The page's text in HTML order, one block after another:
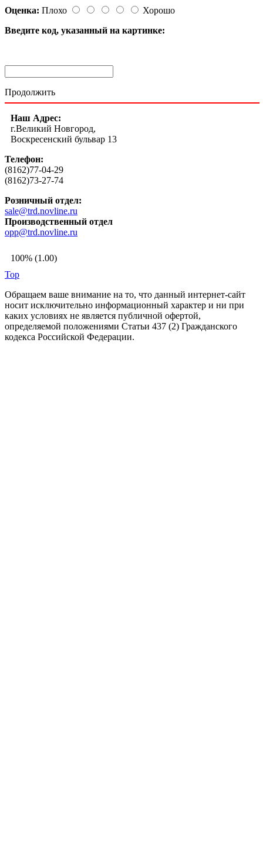
Оценка: Плохо
Хорошо
Введите код, указанный на картинке:
Продолжить
Наш Адрес:
г.Великий Новгород,
Воскресенский бульвар 13
Телефон:
(8162)77-04-29
(8162)73-27-74
Розничный отдел:
sale@trd.novline.ru
Производственный отдел
opp@trd.novline.ru
100% (1.00)
Top
Обращаем ваше внимание на то, что данный интернет-сайт
носит исключительно информационный характер и ни при
каких условиях не является публичной офертой,
определяемой положениями Статьи 437 (2) Гражданского
кодекса Российской Федерации.